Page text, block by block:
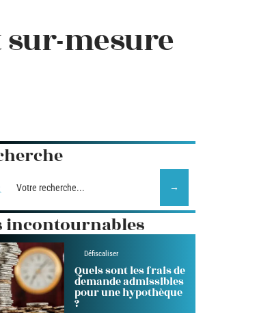
mesure
incontournables
Défiscaliser
Quels sont les frais de
demande admissibles
pour une hypothèque
?